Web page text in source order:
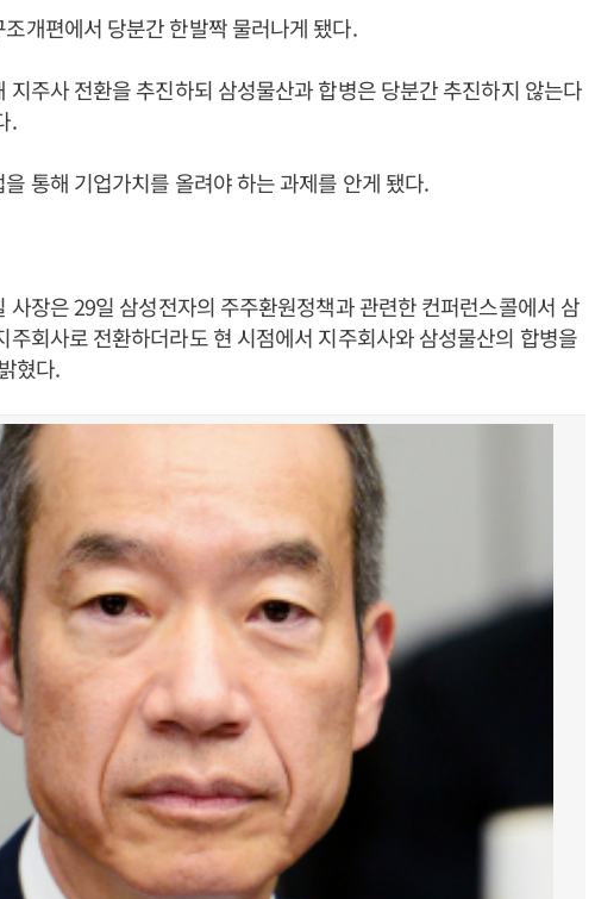
개편에서 당분간 한발짝 물러나게 됐다.
지주사 전환을 추진하되 삼성물산과 합병은 당분간 추진하지 않는다
.
통해 기업가치를 올려야 하는 과제를 안게 됐다.
사장은 29일 삼성전자의 주주환원정책과 관련한 컨퍼런스콜에서 삼
주회사로 전환하더라도 현 시점에서 지주회사와 삼성물산의 합병을
혔다.